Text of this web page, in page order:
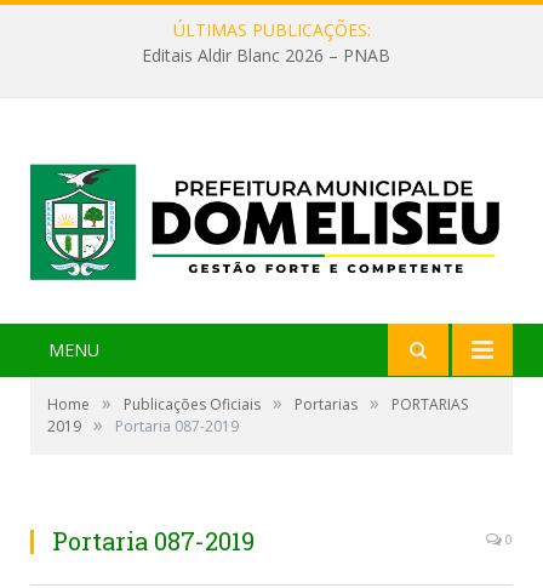
ÚLTIMAS PUBLICAÇÕES:
Editais Aldir Blanc 2026 – PNAB
MENU
Home » Publicações Oficiais » Portarias »
PORTARIAS
2019 » Portaria 087-2019
Portaria 087-2019 0